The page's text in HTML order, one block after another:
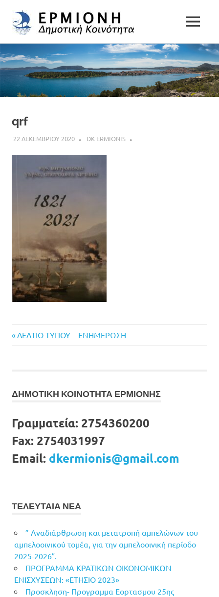
to
content
Δημοτική
Κοινότητα
Ερμιόνης
MENU
qrf
22 ΔΕΚΕΜΒΡΙΟΥ 2020 DK ERMIONIS
Πλοήγηση
Previous
Post:
ΔΕΛΤΙΟ ΤΥΠΟΥ – ΕΝΗΜΕΡΩΣΗ
ΔΗΜΟΤΙΚΗ ΚΟΙΝΟΤΗΤΑ ΕΡΜΙΟΝΗΣ
Γραμματεία: 2754360200
Fax: 2754031997
Email: dkermionis@gmail.com
ΤΕΛΕΥΤΑΙΑ ΝΕΑ
” Αναδιάρθρωση και μετατροπή αμπελώνων του
αμπελοοινικού τομέα, για την αμπελοοινική περίοδο
2025-2026″.
ΠΡΟΓΡΑΜΜΑ ΚΡΑΤΙΚΩΝ ΟΙΚΟΝΟΜΙΚΩΝ
ΕΝΙΣΧΥΣΕΩΝ: «ΕΤΗΣΙΟ 2023»
Προσκληση- Προγραμμα Εορτασμου 25ης